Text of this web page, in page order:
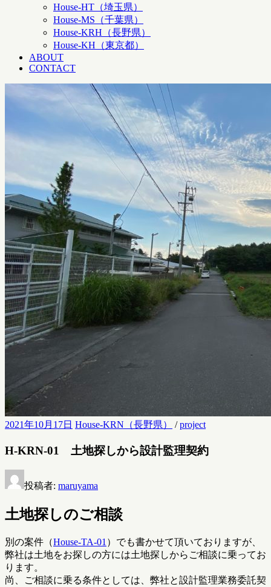
House-HT（埼玉県）
House-MS（千葉県）
House-KRH（長野県）
House-KH（東京都）
ABOUT
CONTACT
2021年10月17日 House-KRN（長野県） /project
H-KRN-01 土地探しから設計監理契約
投稿者: maruyama
土地探しのご相談
別の案件（House-TA-01 ）でも書かせて頂いておりますが、
弊社は土地をお探しの方には土地探しからご相談に乗ってお
ります。
尚、ご相談に乗る条件としては、弊社と設計監理業務委託契